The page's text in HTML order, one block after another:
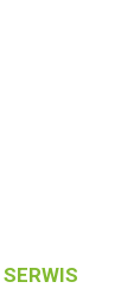
SERWIS